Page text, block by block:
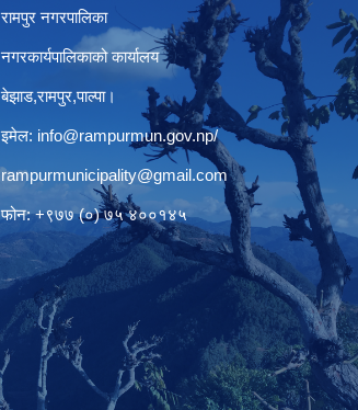
रामपुर नगरपालिका
नगरकार्यपालिकाको कार्यालय
बेझाड,रामपुर,पाल्पा।
इमेल: info@rampurmun.gov.np/
rampurmunicipality@gmail.com
फोन: +९७७ (०) ७५ ४००१४५